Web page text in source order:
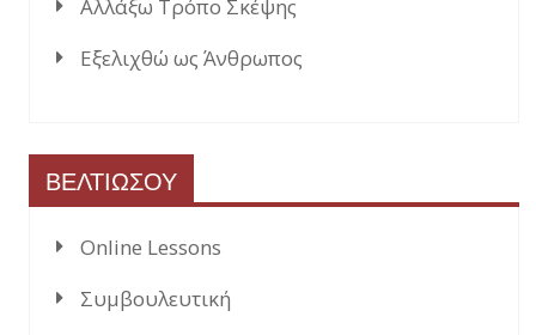
Αλλάξω Τρόπο Σκέψης
Εξελιχθώ ως Άνθρωπος
ΒΕΛΤΙΩΣΟΥ
Online Lessons
Συμβουλευτική